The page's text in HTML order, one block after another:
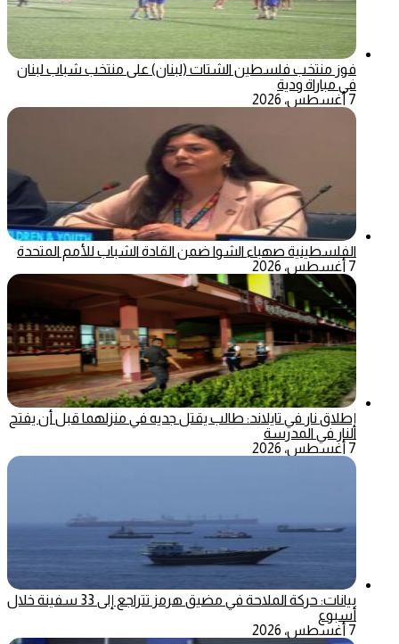
فوز منتخب فلسطين الشتات (لبنان) على منتخب شباب لبنان
في مباراة ودية
7 أغسطس، 2026
الفلسطينية صهباء الشوا ضمن القادة الشباب للأمم المتحدة
7 أغسطس، 2026
إطلاق نار في تايلاند: طالب يقتل جديه في منزلهما قبل أن يفتح
النار في المدرسة
7 أغسطس، 2026
بيانات: حركة الملاحة في مضيق هرمز تتراجع إلى 33 سفينة خلال
أسبوع
7 أغسطس، 2026